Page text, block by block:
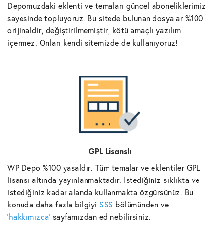
Depomuzdaki eklenti ve temaları güncel aboneliklerimiz
sayesinde topluyoruz. Bu sitede bulunan dosyalar %100
orijinaldir, değiştirilmemiştir, kötü amaçlı yazılım
içermez. Onları kendi sitemizde de kullanıyoruz!
GPL Lisanslı
WP Depo %100 yasaldır. Tüm temalar ve eklentiler GPL
lisansı altında yayınlanmaktadır. İstediğiniz sıklıkta ve
istediğiniz kadar alanda kullanmakta özgürsünüz. Bu
konuda daha fazla bilgiyi SSS bölümünden ve
'hakkımızda' sayfamızdan edinebilirsiniz.